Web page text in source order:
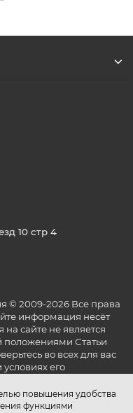
повышения удобства
функциями
10 стр 4
© 2009-2026 Все права
информация несёт
сайте не является
положениями Статьи
во всех для вас
его